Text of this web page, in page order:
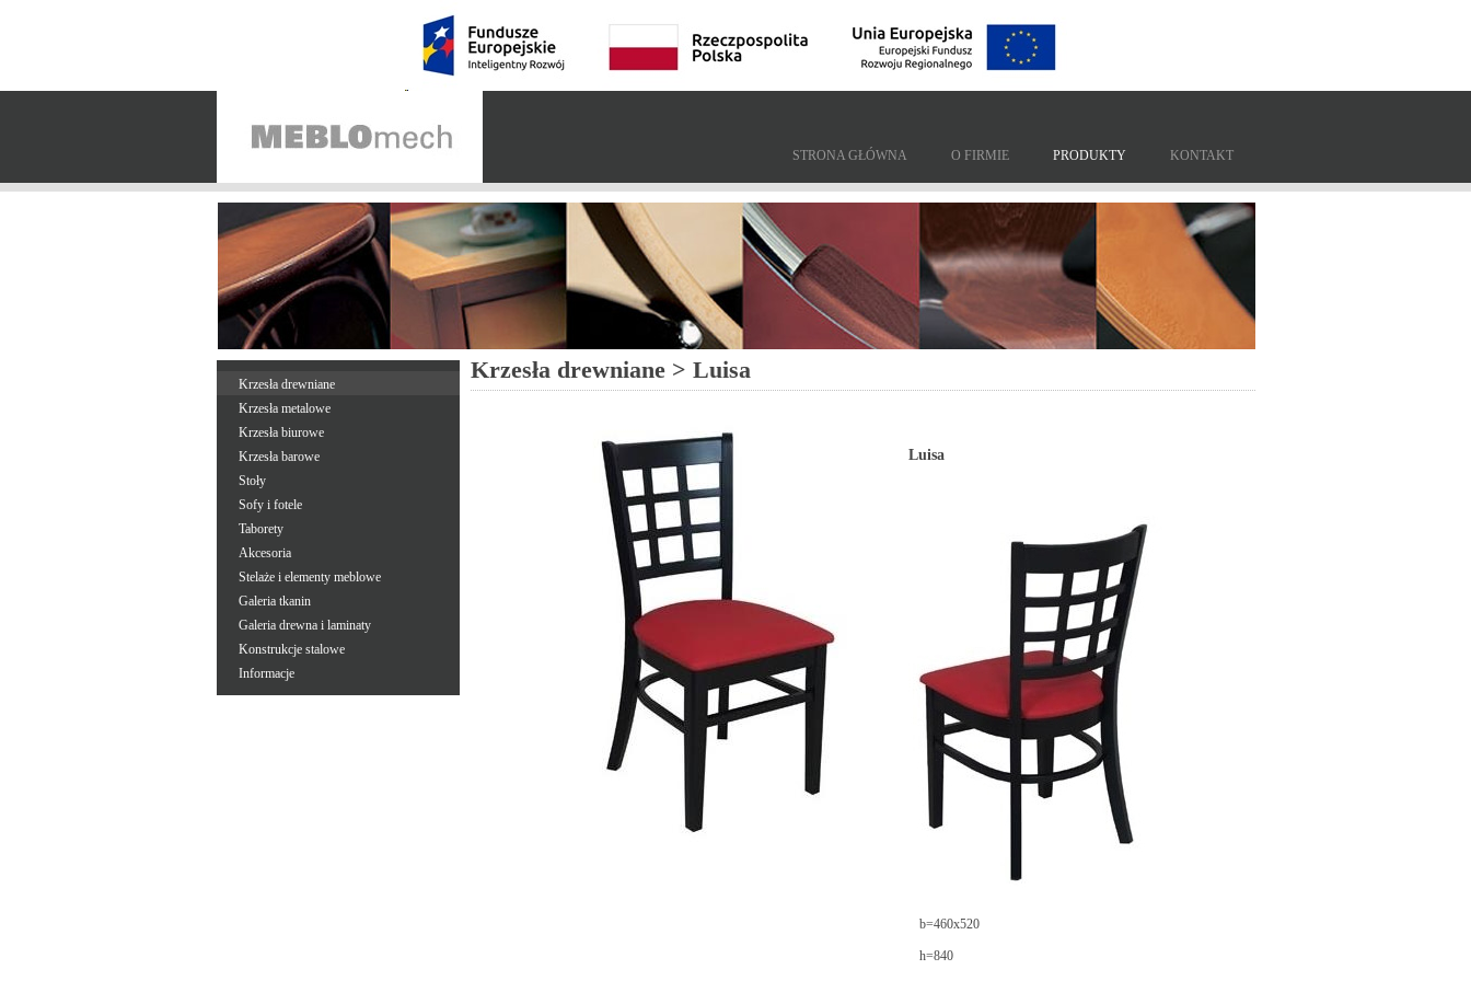
STRONA GŁÓWNA O FIRMIE PRODUKTY KONTAKT
Krzesła drewniane
Krzesła metalowe
Krzesła biurowe
Krzesła barowe
Stoły
Sofy i fotele
Taborety
Akcesoria
Stelaże i elementy meblowe
Galeria tkanin
Galeria drewna i laminaty
Konstrukcje stalowe
Informacje
Krzesła drewniane > Luisa
Luisa
b=460x520
h=840